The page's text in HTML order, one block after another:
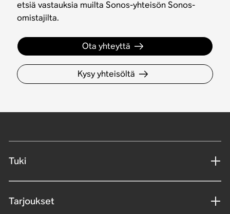
etsiä vastauksia muilta Sonos-yhteisön Sonos-
omistajilta.
Ota yhteyttä
Kysy yhteisöltä
Tuki
Tarjoukset